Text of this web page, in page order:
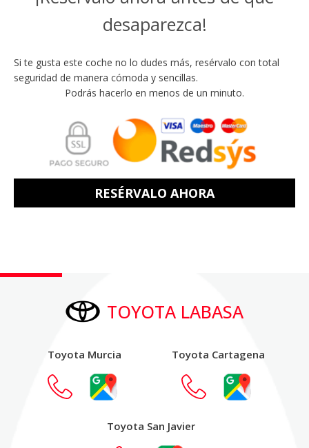
desaparezca!
Si te gusta este coche no lo dudes más, resérvalo con total
seguridad de manera cómoda y sencillas.
Podrás hacerlo en menos de un minuto.
RESÉRVALO AHORA
TOYOTA LABASA
Toyota Murcia Toyota Cartagena
Toyota San Javier